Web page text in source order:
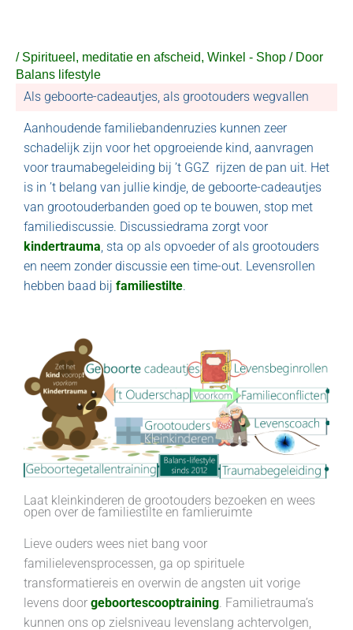
inhoud
/ Spiritueel, meditatie en afscheid, Winkel - Shop / Door
Balans lifestyle
Als geboorte-cadeautjes, als grootouders wegvallen
Aanhoudende familiebandenruzies kunnen zeer
schadelijk zijn voor het opgroeiende kind, aanvragen
voor traumabegeleiding bij ’t GGZ rijzen de pan uit. Het
is in ’t belang van jullie kindje, de geboorte-cadeautjes
van grootouderbanden goed op te bouwen, stop met
familiediscussie. Discussiedrama zorgt voor
kindertrauma, sta op als opvoeder of als grootouders
en neem zonder discussie een time-out. Levensrollen
hebben baad bij familiestilte.
Laat kleinkinderen de grootouders bezoeken en wees
open over de familiestilte en famlieruimte
Lieve ouders wees niet bang voor
familielevensprocessen, ga op spirituele
transformatiereis en overwin de angsten uit vorige
levens door geboortescooptraining. Familietrauma’s
kunnen ons op zielsniveau levenslang achtervolgen,